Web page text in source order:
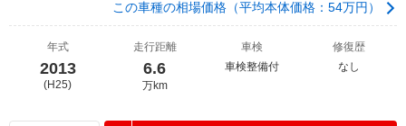
この車種の相場価格（平均本体価格：54万円）
年式
2013
(H25)
走行距離
6.6
万km
車検
車検整備付
修復歴
なし